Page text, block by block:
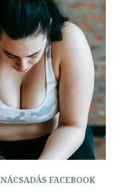
FACEBOOK